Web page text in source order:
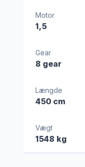
Motor
1,5
Gear
8 gear
Længde
450 cm
Vægt
1548 kg